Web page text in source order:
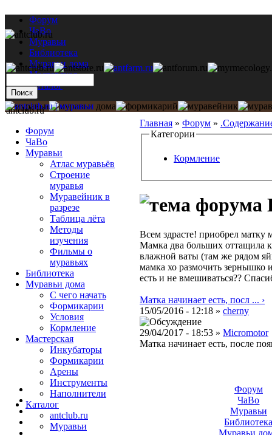
Форум
ЧаВо
Муравьи
Библиотека
Муравьи дома
Мастерская
Каталог
Главная » Форум »
Категории
Кормление
Всем здрасте! приобрел матку
Мамка два больших оттащила к
влажной ваты (там же рядом
мамка хо размочить зернышко
есть и не вмешиваться??
Матка начинает есть, посл ... ›
15/05/2016 - 12:18 » cherny
29/04/2017 - 18:53 » Micromotor
Матка начинает есть, после
antclub.ru
Форум
ЧаВо
Муравьи
Атлас муравьёв
Строение
муравья
Муравейник в
разрезе
Таблица лёта
Методы
изучения
Фильмы о
муравьях
Библиотека
Муравьи дома
С чего начать
Формикарии
Условия
Кормление
Мастерская
Инкубаторы
Формикарии
Арены
Инструменты
Наполнители
Каталог
antclub.ru
Муравьи
Форум
ЧаВо
Муравьи
Муравьи